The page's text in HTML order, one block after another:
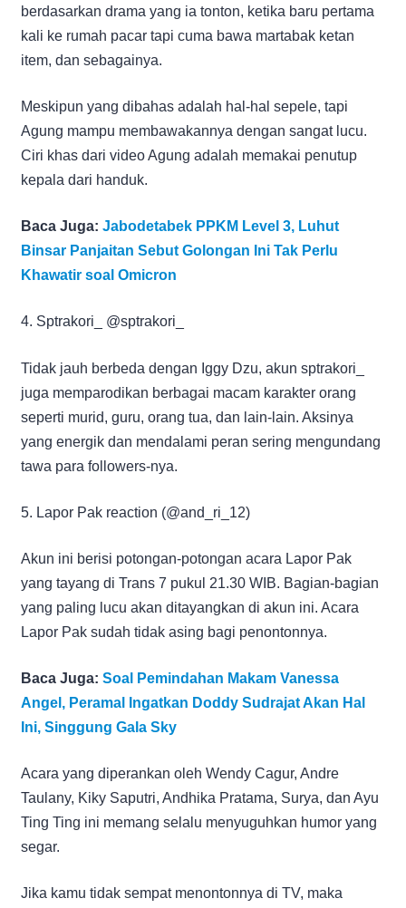
berdasarkan drama yang ia tonton, ketika baru pertama
kali ke rumah pacar tapi cuma bawa martabak ketan
item, dan sebagainya.
Meskipun yang dibahas adalah hal-hal sepele, tapi
Agung mampu membawakannya dengan sangat lucu.
Ciri khas dari video Agung adalah memakai penutup
kepala dari handuk.
Baca Juga: Jabodetabek PPKM Level 3, Luhut
Binsar Panjaitan Sebut Golongan Ini Tak Perlu
Khawatir soal Omicron
4. Sptrakori_ @sptrakori_
Tidak jauh berbeda dengan Iggy Dzu, akun sptrakori_
juga memparodikan berbagai macam karakter orang
seperti murid, guru, orang tua, dan lain-lain. Aksinya
yang energik dan mendalami peran sering mengundang
tawa para followers-nya.
5. Lapor Pak reaction (@and_ri_12)
Akun ini berisi potongan-potongan acara Lapor Pak
yang tayang di Trans 7 pukul 21.30 WIB. Bagian-bagian
yang paling lucu akan ditayangkan di akun ini. Acara
Lapor Pak sudah tidak asing bagi penontonnya.
Baca Juga: Soal Pemindahan Makam Vanessa
Angel, Peramal Ingatkan Doddy Sudrajat Akan Hal
Ini, Singgung Gala Sky
Acara yang diperankan oleh Wendy Cagur, Andre
Taulany, Kiky Saputri, Andhika Pratama, Surya, dan Ayu
Ting Ting ini memang selalu menyuguhkan humor yang
segar.
Jika kamu tidak sempat menontonnya di TV, maka